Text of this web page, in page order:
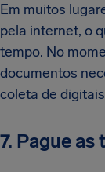
Em muitos
pela internet, o
tempo. No
documentos
coleta de
7. Pague